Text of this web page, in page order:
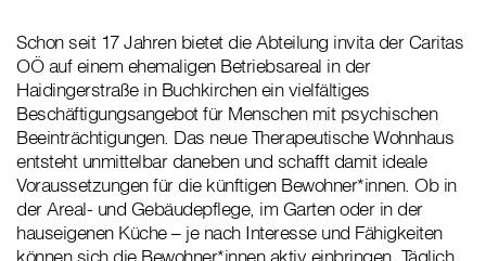
Schon seit 17 Jahren bietet die Abteilung invita der Caritas
OÖ auf einem ehemaligen Betriebsareal in der
Haidingerstraße in Buchkirchen ein vielfältiges
Beschäftigungsangebot für Menschen mit psychischen
Beeinträchtigungen. Das neue Therapeutische Wohnhaus
entsteht unmittelbar daneben und schafft damit ideale
Voraussetzungen für die künftigen Bewohner*innen. Ob in
der Areal- und Gebäudepflege, im Garten oder in der
hauseigenen Küche – je nach Interesse und Fähigkeiten